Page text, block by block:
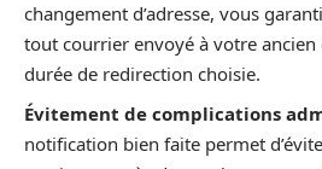
changement d’adresse, vous
tout courrier envoyé à votre
durée de redirection choisie.
Évitement de complications
notification bien faite permet